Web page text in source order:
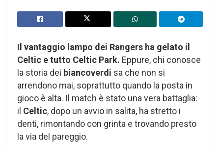
Il vantaggio lampo dei Rangers ha gelato il
Celtic e tutto Celtic Park. Eppure, chi conosce
la storia dei biancoverdi sa che non si
arrendono mai, soprattutto quando la posta in
gioco è alta. Il match è stato una vera battaglia:
il Celtic, dopo un avvio in salita, ha stretto i
denti, rimontando con grinta e trovando presto
la via del pareggio.